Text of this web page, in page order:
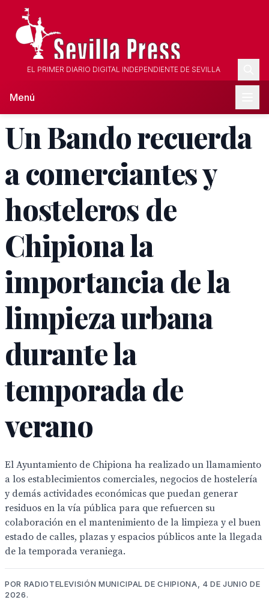
EL PRIMER DIARIO DIGITAL INDEPENDIENTE DE SEVILLA
Menú
Un Bando recuerda
a comerciantes y
hosteleros de
Chipiona la
importancia de la
limpieza urbana
durante la
temporada de
verano
El Ayuntamiento de Chipiona ha realizado un llamamiento
a los establecimientos comerciales, negocios de hostelería
y demás actividades económicas que puedan generar
residuos en la vía pública para que refuercen su
colaboración en el mantenimiento de la limpieza y el buen
estado de calles, plazas y espacios públicos ante la llegada
de la temporada veraniega.
POR RADIOTELEVISIÓN MUNICIPAL DE CHIPIONA, 4 DE JUNIO DE
2026.